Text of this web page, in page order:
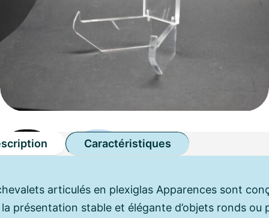
Caractéristiques
articulés en plexiglas Apparences sont
présentation stable et élégante d’objets ronds ou